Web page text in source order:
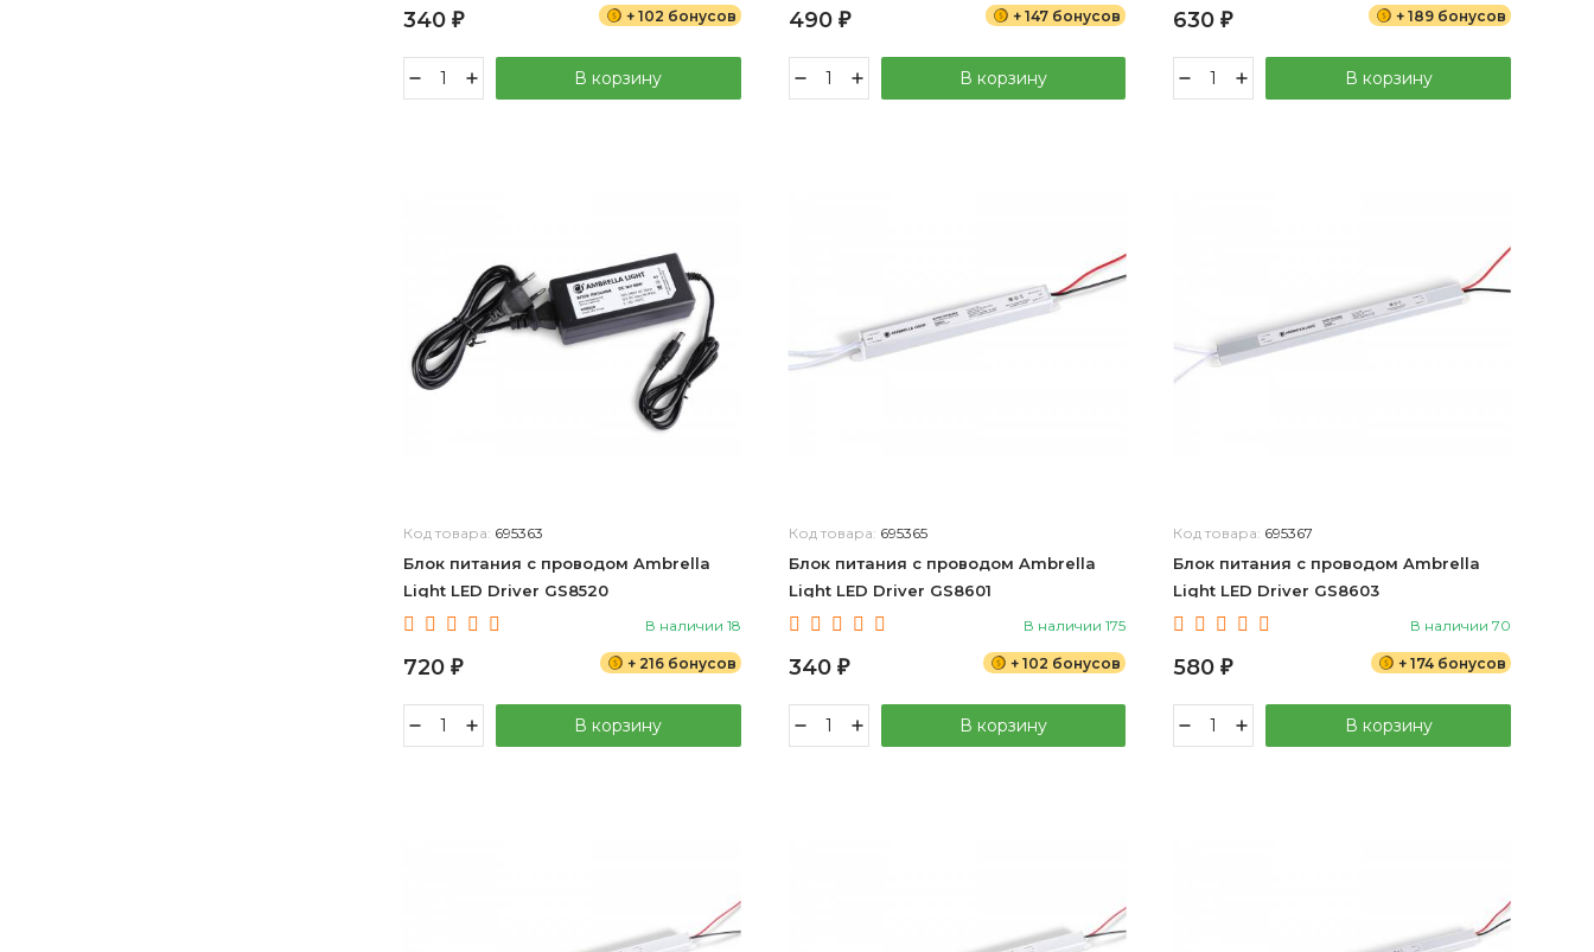
340 ₽ + 102 бонусов
В корзину
490 ₽ + 147 бонусов
В корзину
630₽ + 189 бонусов
В корзину
Код товара: 695363
Блок питания с проводом Ambrella
Light LED Driver GS8520
В наличии 18
720 ₽ + 216 бонусов
В корзину
Код товара: 695365
Блок питания с проводом Ambrella
Light LED Driver GS8601
В наличии 175
340 ₽ + 102 бонусов
В корзину
Код товара: 695367
Блок питания с проводом Ambrella
Light LED Driver GS8603
В наличии 70
580₽ + 174 бонусов
В корзину